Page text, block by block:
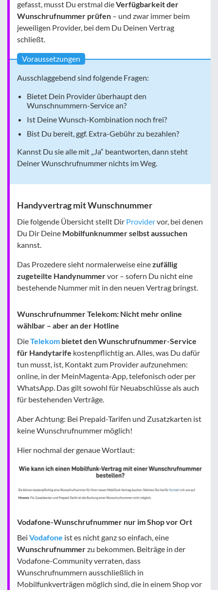
gefasst, musst Du erstmal dieVerfügbarkeit der
Wunschrufnummer prüfen – und zwar immer beim
jeweiligen Provider, bei dem Du Deinen Vertrag
schließt.
Voraussetzungen
Ausschlaggebend sind folgende Fragen:
Bietet Dein Provider überhaupt den
Wunschnummern-Service an?
Ist Deine Wunsch-Kombination noch frei?
Bist Du bereit, ggf. Extra-Gebühr zu bezahlen?
Kannst Du sie alle mit „Ja“ beantworten, dann steht
Deiner Wunschrufnummer nichts im Weg.
Handyvertrag mit Wunschnummer
Die folgende Übersicht stellt Dir Providervor, bei denen
Du Dir Deine Mobilfunknummer selbst aussuchen
kannst.
Das Prozedere sieht normalerweise einezufällig
zugeteilte Handynummervor – sofern Du nicht eine
bestehende Nummer mit in den neuen Vertrag bringst.
Wunschrufnummer Telekom: Nicht mehr online
wählbar – aber an der Hotline
DieTelekom bietet den Wunschrufnummer-Service
für Handytarife kostenpflichtig an. Alles, was Du dafür
tun musst, ist, Kontakt zum Provider aufzunehmen:
online, in der MeinMagenta-App, telefonisch oder per
WhatsApp. Das gilt sowohl für Neuabschlüsse als auch
für bestehenden Verträge.
Aber Achtung: Bei Prepaid-Tarifen und Zusatzkarten ist
keine Wunschrufnummer möglich!
Hier nochmal der genaue Wortlaut:
Vodafone-Wunschrufnummer nur im Shop vor Ort
Bei Vodafone ist es nicht ganz so einfach, eine
Wunschrufnummerzu bekommen. Beiträge in der
Vodafone-Community verraten, dass
Wunschrufnummern ausschließlich in
Mobilfunkverträgen möglich sind, die in einem Shop vor